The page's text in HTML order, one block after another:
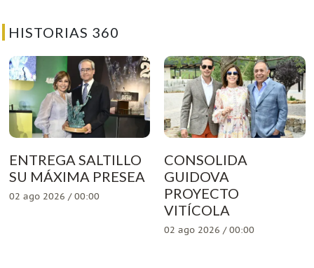
HISTORIAS 360
ENTREGA SALTILLO
SU MÁXIMA PRESEA
02 ago 2026 / 00:00
CONSOLIDA
GUIDOVA
PROYECTO
VITÍCOLA
02 ago 2026 / 00:00